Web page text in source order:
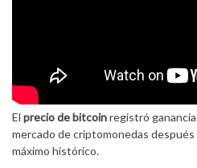
El precio de bitcoinregistró
mercado de criptomonedas después
máximo histórico.